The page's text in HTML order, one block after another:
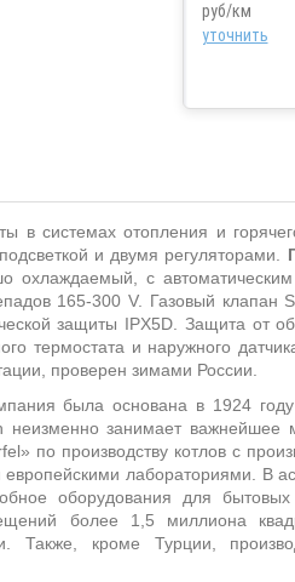
руб/км
уточнить
в системах отопления и
и двумя регуляторами.
охлаждаемый, с
165-300 V. Газовый клапан
защиты IPX5D. Защита от
термостата и наружного
проверен зимами России.
была основана в 1924
занимает важнейшее
по производству котлов с
лабораториями. В
оборудования для
более 1,5 миллиона
кроме Турции,